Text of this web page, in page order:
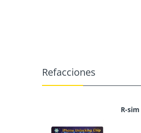
Refacciones
R-